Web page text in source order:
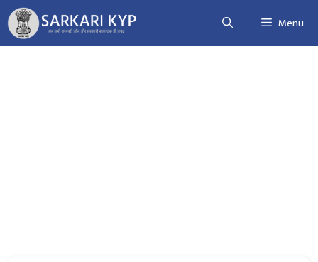
Skip
to
content
Menu